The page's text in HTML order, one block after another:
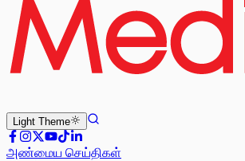
Light Theme
அண்மைய செய்திகள்